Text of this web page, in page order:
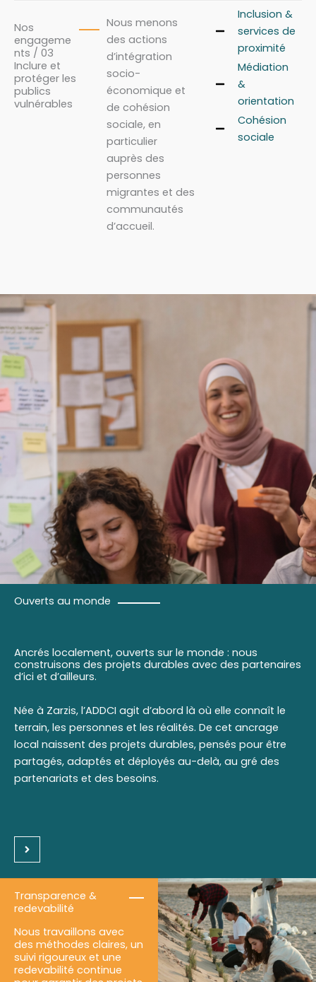
Nos
engageme
nts / 03
Inclure et
protéger les
publics
vulnérables
Nous menons
des actions
d’intégration
socio-
économique et
de cohésion
sociale, en
particulier
auprès des
personnes
migrantes et des
communautés
d’accueil.
Inclusion &
services de
proximité
Médiation
&
orientation
Cohésion
sociale
Ouverts au monde
Ancrés localement, ouverts sur le monde : nous
construisons des projets durables avec des partenaires
d’ici et d’ailleurs.
Née à Zarzis, l’ADDCI agit d’abord là où elle connaît le
terrain, les personnes et les réalités. De cet ancrage
local naissent des projets durables, pensés pour être
partagés, adaptés et déployés au-delà, au gré des
partenariats et des besoins.
Transparence &
redevabilité
Nous travaillons avec
des méthodes claires, un
suivi rigoureux et une
redevabilité continue